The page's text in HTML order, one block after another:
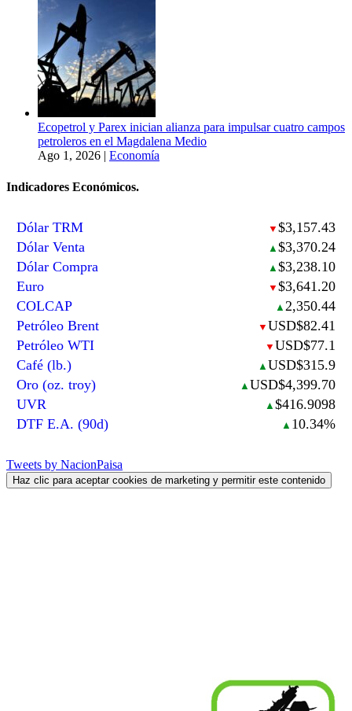
Ecopetrol y Parex inician alianza para impulsar cuatro campos
petroleros en el Magdalena Medio
Ago 1, 2026 | Economía
Indicadores Económicos.
Dólar TRM ▼ $3,157.43
Dólar Venta
▲ $3,370.24
Dólar Compra
▲ $3,238.10
Euro
▼ $3,641.20
COLCAP
▲ 2,350.44
Petróleo Brent
▼ USD$82.41
Petróleo WTI
▼ USD$77.1
Café (lb.)
▲ USD$315.9
Oro (oz. troy)
▲ USD$4,399.70
UVR
▲ $416.9098
DTF E.A. (90d)
▲ 10.34%
Tweets by NacionPaisa
Haz clic para aceptar cookies de marketing y permitir este contenido